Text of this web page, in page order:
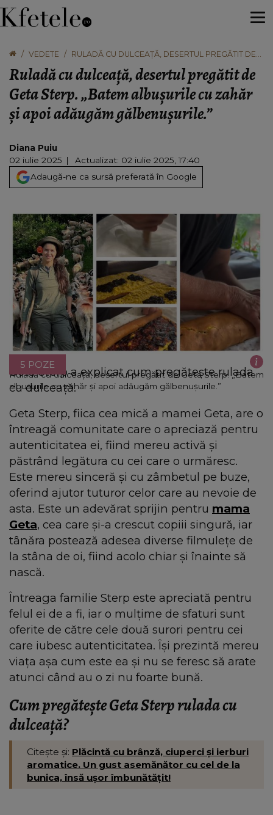
VEDETE
RULADĂ CU DULCEAȚĂ, DESERTUL PREGĂTIT DE
APOI ADĂUGĂM GĂLBENUȘURILE.”
Ruladă cu dulceață, desertul pregătit de
Geta Sterp. „Batem albușurile cu zahăr
și apoi adăugăm gălbenușurile.”
Diana Puiu
02 iulie 2025
Actualizat: 02 iulie 2025, 17:40
Adaugă-ne ca sursă preferată în Google
Ruladă cu dulceață, desertul pregătit de Geta Sterp. „Batem
albușurile cu zahăr și apoi adăugăm gălbenușurile.”
5 POZE
Geta Sterp a explicat cum pregătește rulada
cu dulceață.
Geta Sterp, fiica cea mică a mamei Geta, are o
întreagă comunitate care o apreciază pentru
autenticitatea ei, fiind mereu activă și
păstrând legătura cu cei care o urmăresc.
Este mereu sinceră și cu zâmbetul pe buze,
oferind ajutor tuturor celor care au nevoie de
asta. Este un adevărat sprijin pentru mama
Geta, cea care și-a crescut copiii singură, iar
tânăra postează adesea diverse filmulețe de
la stâna de oi, fiind acolo chiar și înainte să
nască.
Întreaga familie Sterp este apreciată pentru
felul ei de a fi, iar o mulțime de sfaturi sunt
oferite de către cele două surori pentru cei
care iubesc autenticitatea. Își prezintă mereu
viața așa cum este ea și nu se feresc să arate
atunci când au o zi nu foarte bună.
Cum pregătește Geta Sterp rulada cu
dulceață?
Citește și: Plăcintă cu brânză, ciuperci și ierburi
aromatice. Un gust asemănător cu cel de la
bunica, însă ușor îmbunătățit!